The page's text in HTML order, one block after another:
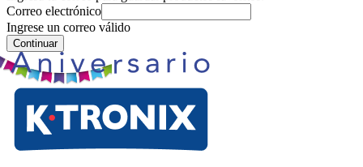
Correo electrónico
Ingrese un correo válido
Continuar